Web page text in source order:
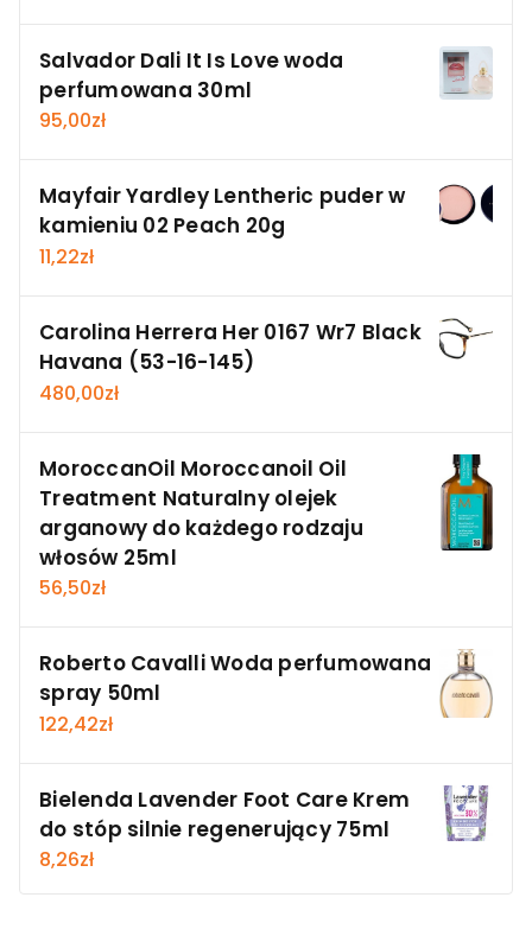
Salvador Dali It Is Love woda
perfumowana 30ml
95,00zł
Mayfair Yardley Lentheric puder w
kamieniu 02 Peach 20g
11,22zł
Carolina Herrera Her 0167 Wr7 Black
Havana (53-16-145)
480,00zł
MoroccanOil Moroccanoil Oil
Treatment Naturalny olejek
arganowy do każdego rodzaju
włosów 25ml
56,50zł
Roberto Cavalli Woda perfumowana
spray 50ml
122,42zł
Bielenda Lavender Foot Care Krem
do stóp silnie regenerujący 75ml
8,26zł